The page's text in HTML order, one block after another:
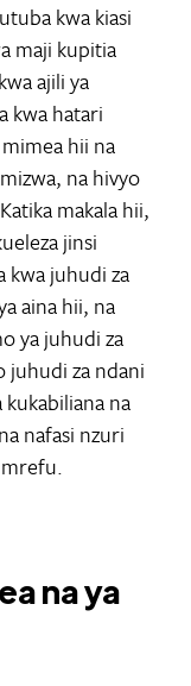
kwa kiasi
maji kupitia
ajili ya
kwa hatari
hii na
na hivyo
makala hii,
jinsi
kwa juhudi za
aina hii, na
ya juhudi za
juhudi za ndani
kukabiliana na
nafasi nzuri
na ya